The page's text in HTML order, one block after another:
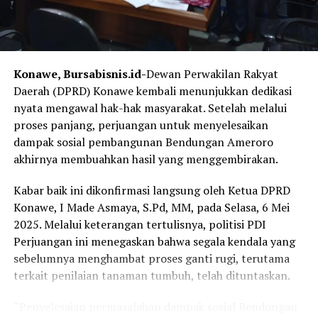
melalui orang-orang terkenal, pemimpin daerah,
kompetensi seseorang, serta sikap masyarakat.
strategi untuk menarik investor, perlu dipastikan bahwa
faktor-faktor yang mempengaruhi minat investasi di
daerah sudah cukup terjamin.
Faktor yang mempengaruhi investasi dimaksud yaitu :
1. Stabilitas politik daerah
3. Stabilitas ekonomi
4. Kondisi infrastruktur dasar, seperti ketersediaan daya
listrik, telekomunikasi, prasarana jalan dan pelabuhan)
5. Berfungsinya sektor pembiayaan
6. Ketersediaan tenaga kerja yang kompeten
7. Regulasi pemerintah
Sekretaris DPRD (Sekwan) Konawe, Sumanti, S.Sos,
M.AP, menegaskan bahwa partisipasi pihaknya dalam
menampilkan tarian legendaris ini merupakan wujud
nyata kepedulian untuk menjaga warisan leluhur.
Konawe, Bursabisnis.id-Dewan Perwakilan Rakyat
Daerah (DPRD) Konawe kembali menunjukkan dedikasi
nyata mengawal hak-hak masyarakat. Setelah melalui
proses panjang, perjuangan untuk menyelesaikan
dampak sosial pembangunan Bendungan Ameroro
akhirnya membuahkan hasil yang menggembirakan.
Kabar baik ini dikonfirmasi langsung oleh Ketua DPRD
Konawe, I Made Asmaya, S.Pd, MM, pada Selasa, 6 Mei
2025. Melalui keterangan tertulisnya, politisi PDI
Perjuangan ini menegaskan bahwa segala kendala yang
sebelumnya menghambat proses ganti rugi, terutama
terkait penilaian tanaman tumbuh, telah dituntaskan.